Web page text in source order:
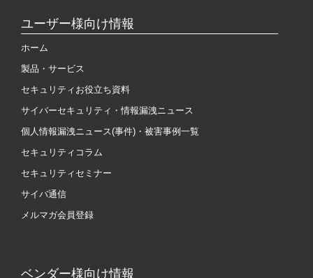
ユーザー様向け情報
ホーム
製品・サービス
セキュリティお役立ち資料
サイバーセキュリティ・情報漏洩ニュース
個人情報漏洩ニュース(事件)・被害事例一覧
セキュリティコラム
セキュリティセミナー
サイバ通信
メルマガ会員登録
ベンダー様向け情報